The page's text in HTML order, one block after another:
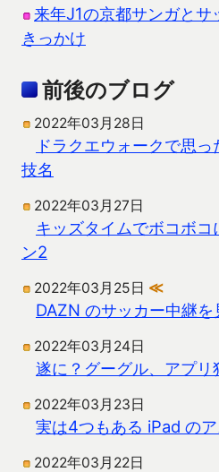
来年J1の京都サンガとサ
きっかけ
前後のブログ
2022年03月28日
ドラクエウォークで思
技名
2022年03月27日
キッズタイムでボコボ
ン2
2022年03月25日 ≪
DAZN のサッカー中継を
2022年03月24日
遂に？グーグル、アプリ
2022年03月23日
実は4つもある iPad の
2022年03月22日